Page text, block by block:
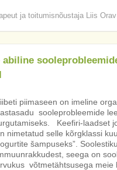
ja toitumisnõustaja Liis Orav
piimaseen on imeline
sooleprobleemide
Keefiri-laadset
nimetatud selle kõrgklassi
šampuseks”.
seega on
võtmetähtsusega meie